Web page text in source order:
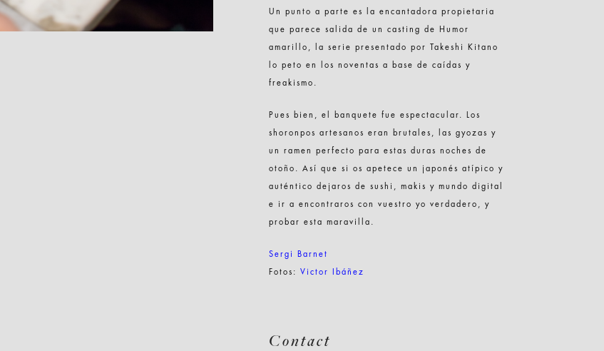
Un punto a parte es la encantadora propietaria
que parece salida de un casting de Humor
amarillo, la serie presentado por Takeshi Kitano
lo peto en los noventas a base de caídas y
freakismo.
Pues bien, el banquete fue espectacular. Los
shoronpos artesanos eran brutales, las gyozas y
un ramen perfecto para estas duras noches de
otoño. Así que si os apetece un japonés atípico y
auténtico dejaros de sushi, makis y mundo digital
e ir a encontraros con vuestro yo verdadero, y
probar esta maravilla.
Sergi Barnet
Fotos:Victor Ibáñez
Contact